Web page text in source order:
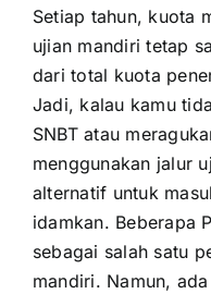
Setiap tahun, kuota
ujian mandiri tetap
dari total kuota
Jadi, kalau kamu
SNBT atau
menggunakan jalur
alternatif untuk
idamkan. Beberapa
sebagai salah satu
mandiri. Namun,